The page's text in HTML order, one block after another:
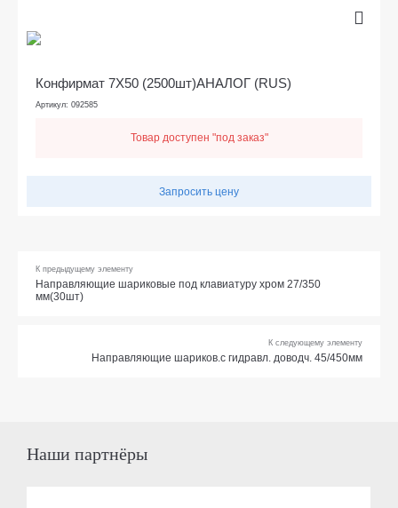
Конфирмат 7Х50 (2500шт)АНАЛОГ (RUS)
Артикул: 092585
Товар доступен "под заказ"
Запросить цену
К предыдущему элементу
Направляющие шариковые под клавиатуру хром 27/350
мм(30шт)
К следующему элементу
Направляющие шариков.с гидравл. доводч. 45/450мм
Наши партнёры